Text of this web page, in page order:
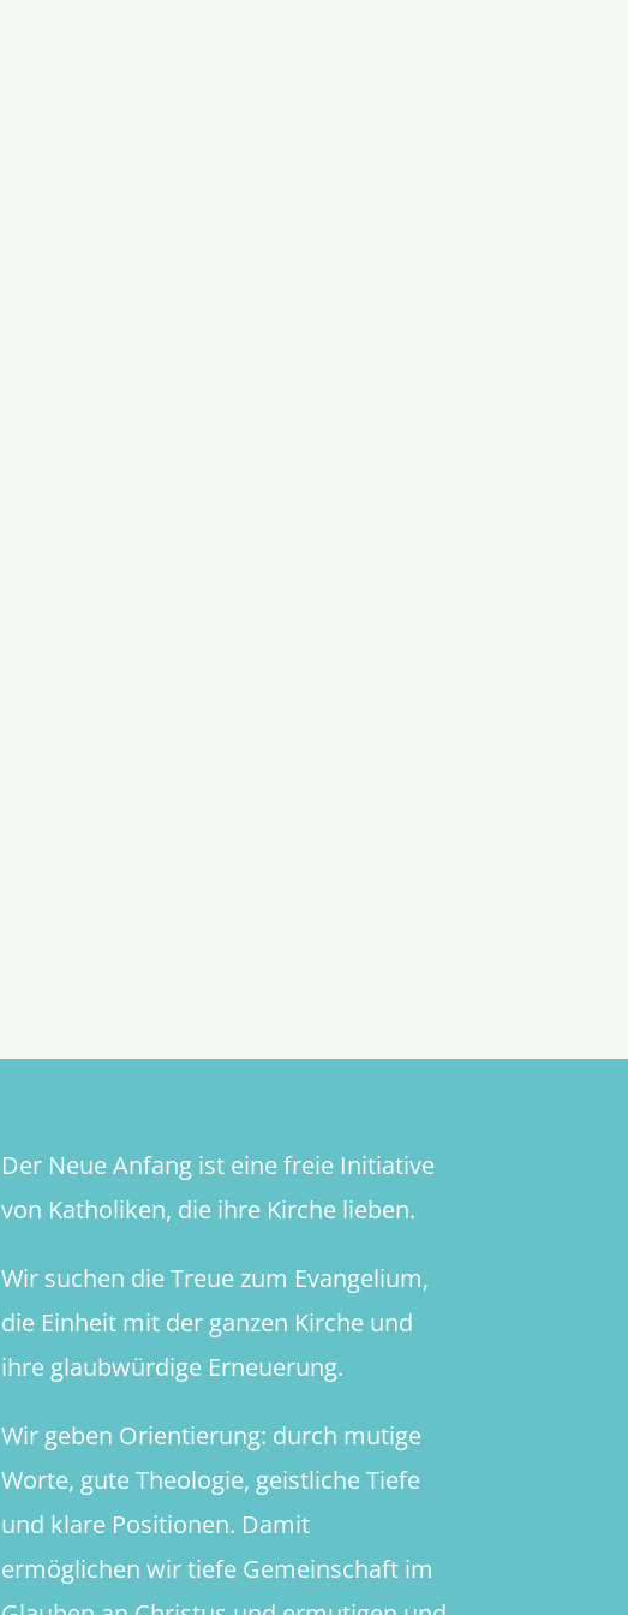
Der Neue Anfang ist eine freie Initiative
von Katholiken, die ihre Kirche lieben.
Wir suchen die Treue zum Evangelium,
die Einheit mit der ganzen Kirche und
ihre glaubwürdige Erneuerung.
Wir geben Orientierung: durch mutige
Worte, gute Theologie, geistliche Tiefe
und klare Positionen. Damit
ermöglichen wir tiefe Gemeinschaft im